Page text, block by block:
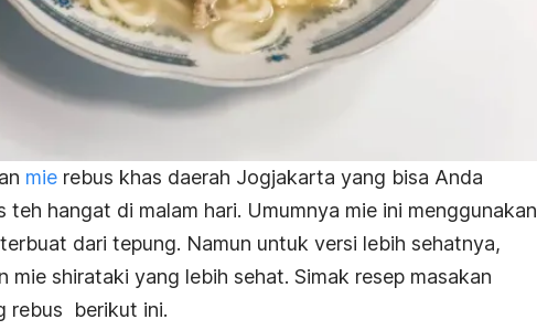
mie rebus khas daerah Jogjakarta yang bisa Anda
teh hangat di malam hari. Umumnya mie ini menggunakan
dari tepung. Namun untuk versi lebih sehatnya,
mie shirataki yang lebih sehat. Simak resep masakan
rebus berikut ini.